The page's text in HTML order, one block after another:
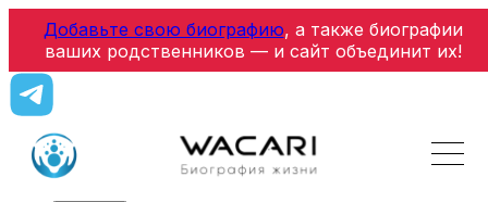
Добавьте свою биографию, а также биографии
ваших родственников — и сайт объединит их!